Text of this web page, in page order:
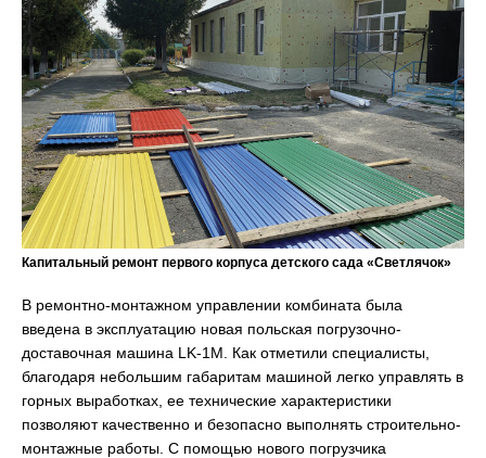
Капитальный ремонт первого корпуса детского сада «Светлячок»
В ремонтно-монтажном управлении комбината была
введена в эксплуатацию новая польская погрузочно-
доставочная машина LK-1M. Как отметили специалисты,
благодаря небольшим габаритам машиной легко управлять в
горных выработках, ее технические характеристики
позволяют качественно и безопасно выполнять строительно-
монтажные работы. С помощью нового погрузчика